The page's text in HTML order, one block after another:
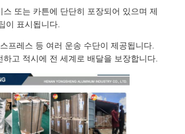
스 또는 카튼에 단단히 포장되어 있으며 제
이 표시됩니다.
프레스 등 여러 운송 수단이 제공됩니다.
하고 적시에 전 세계로 배달을 보장합니다.